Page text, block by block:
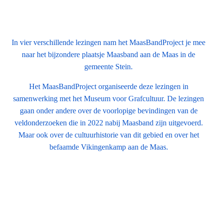
In vier verschillende lezingen nam het MaasBandProject je mee
naar het bijzondere plaatsje Maasband aan de Maas in de
gemeente Stein.
Het MaasBandProject organiseerde deze lezingen in
samenwerking met het Museum voor Grafcultuur. De lezingen
gaan onder andere over de voorlopige bevindingen van de
veldonderzoeken die in 2022 nabij Maasband zijn uitgevoerd.
Maar ook over de cultuurhistorie van dit gebied en over het
befaamde Vikingenkamp aan de Maas.